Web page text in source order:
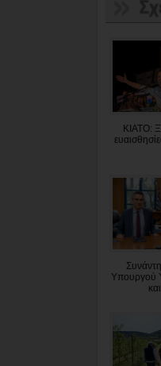
ΚΙΑΤΟ:
Υπουργού